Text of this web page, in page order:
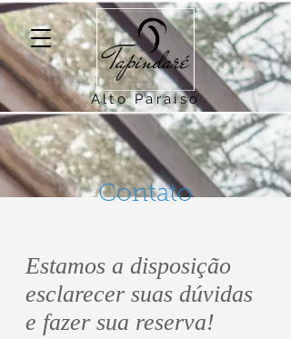
Alto Paraíso
Estamos a disposição
esclarecer suas dúvidas
e fazer sua reserva!
Contato